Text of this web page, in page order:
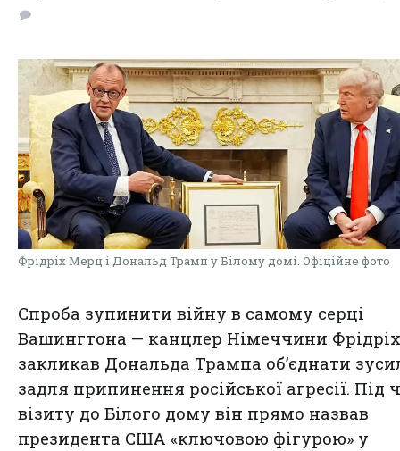
Фрідріх Мерц і Дональд Трамп у Білому домі. Офіційне фото
Спроба зупинити війну в самому серці
Вашингтона — канцлер Німеччини
закликав Дональда Трампа об’єднати
задля припинення російської агресії. Під
візиту до Білого дому він прямо назвав
президента США «ключовою фігурою» у